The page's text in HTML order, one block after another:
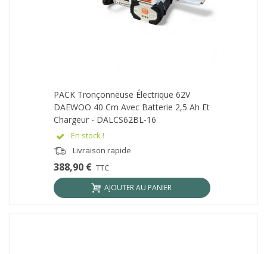
PACK Tronçonneuse Électrique 62V
DAEWOO 40 Cm Avec Batterie 2,5 Ah Et
Chargeur - DALCS62BL-16
En stock !
Livraison rapide
388,90 € TTC
AJOUTER AU PANIER